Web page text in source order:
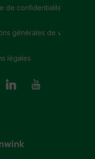
de confidentialité
générales de vente
légales